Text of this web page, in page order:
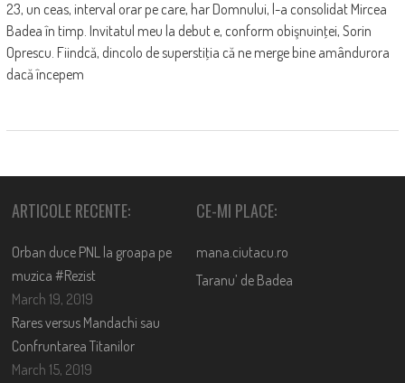
23, un ceas, interval orar pe care, har Domnului, l-a consolidat Mircea
Badea în timp. Invitatul meu la debut e, conform obişnuinţei, Sorin
Oprescu. Fiindcă, dincolo de superstiţia că ne merge bine amândurora
dacă începem
ARTICOLE RECENTE:
Orban duce PNL la groapa pe
muzica #Rezist
March 19, 2019
Rares versus Mandachi sau
Confruntarea Titanilor
March 15, 2019
CE-MI PLACE:
mana.ciutacu.ro
Taranu’ de Badea